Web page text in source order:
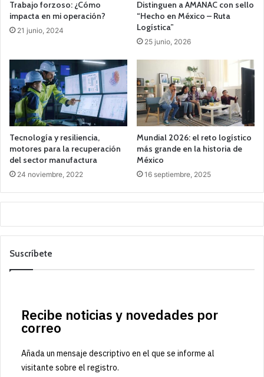
Trabajo forzoso: ¿Cómo
impacta en mi operación?
21 junio, 2024
Distinguen a AMANAC con sello
“Hecho en México – Ruta
Logística”
25 junio, 2026
Tecnología y resiliencia,
motores para la recuperación
del sector manufactura
24 noviembre, 2022
Mundial 2026: el reto logístico
más grande en la historia de
México
16 septiembre, 2025
Suscríbete
Recibe noticias y novedades por
correo
Añada un mensaje descriptivo en el que se informe al
visitante sobre el registro.